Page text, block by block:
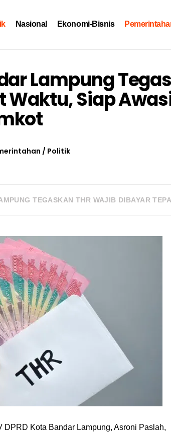
Nasional Ekonomi-Bisnis
Lampung
Waktu, Siap
/ Politik
TEGASKAN THR WAJIB DIBAYAR
Kota Bandar Lampung, Asroni Paslah,